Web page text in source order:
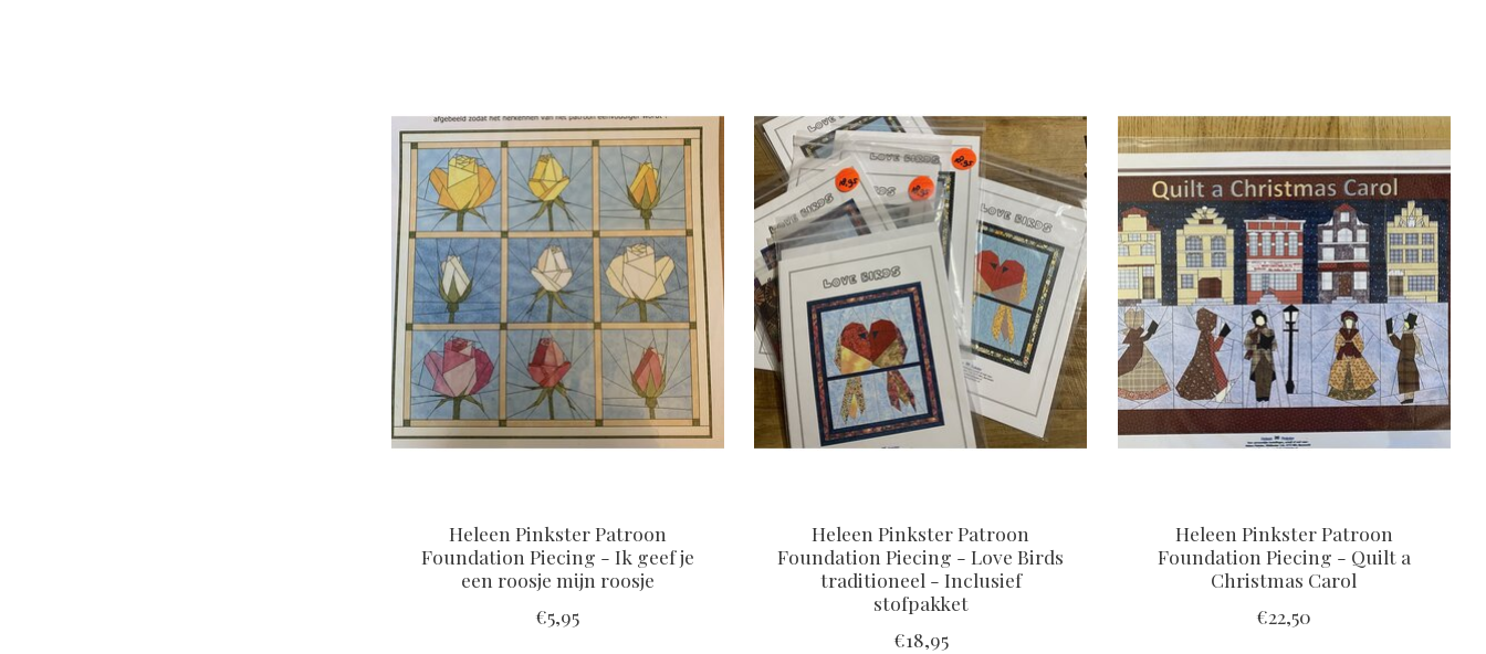
Heleen Pinkster Patroon
Foundation Piecing - Ik geef je
een roosje mijn roosje
€5,95
Heleen Pinkster Patroon
Foundation Piecing - Love Birds
traditioneel - Inclusief
stofpakket
€18,95
Heleen Pinkster Patroon
Foundation Piecing - Quilt a
Christmas Carol
€22,50